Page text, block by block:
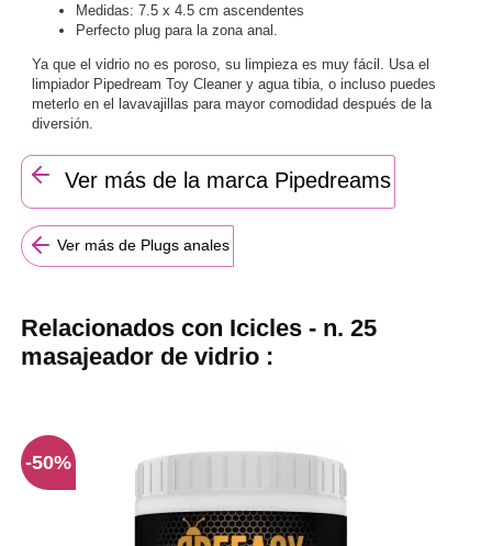
Medidas: 7.5 x 4.5 cm ascendentes
Perfecto plug para la zona anal.
Ya que el vidrio no es poroso, su limpieza es muy fácil. Usa el
limpiador Pipedream Toy Cleaner y agua tibia, o incluso puedes
meterlo en el lavavajillas para mayor comodidad después de la
diversión.
Ver más de la marca Pipedreams
Ver más de Plugs anales
Relacionados con Icicles - n. 25
masajeador de vidrio :
-50%